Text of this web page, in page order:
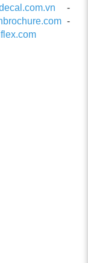
-
-